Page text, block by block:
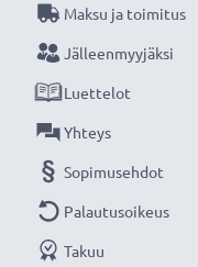
Maksu ja toimitus
Jälleenmyyjäksi
Luettelot
Yhteys
Sopimusehdot
Palautusoikeus
Takuu